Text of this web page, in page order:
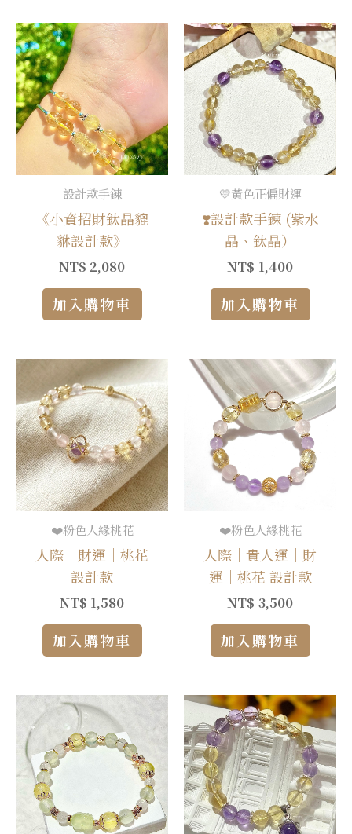
設計款手鍊
《小資招財鈦晶貔
貅設計款》
NT$ 2,080
加入購物車
💛黃色正偏財運
❣️設計款手鍊 (紫水
晶、鈦晶）
NT$ 1,400
加入購物車
❤️粉色人緣桃花
人際｜財運｜桃花
設計款
NT$ 1,580
加入購物車
❤️粉色人緣桃花
人際｜貴人運｜財
運｜桃花 設計款
NT$ 3,500
加入購物車